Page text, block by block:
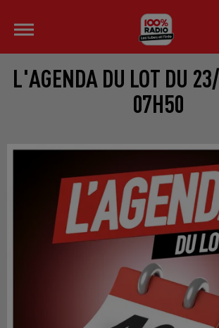
L'AGENDA DU LOT DU
07H50